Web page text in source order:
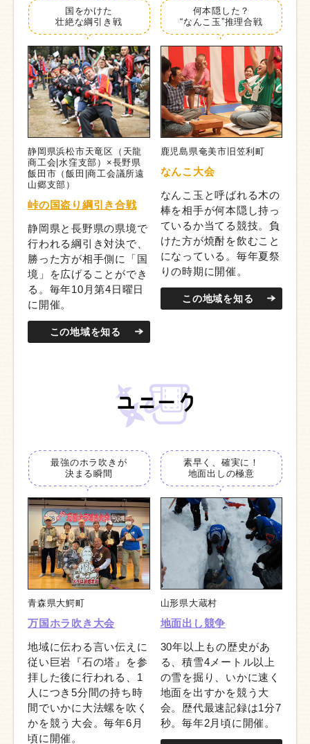
国をかけた
壮絶な綱引き戦
静岡県浜松市天竜区（天龍
商工会|水窪支部）×長野県
飯田市（飯田|商工会議所遠
山郷支部）
峠の国盗り綱引き合戦
静岡県と長野県の県境で
行われる綱引き対決で、
勝った方が相手側に「国
境」を広げることができ
る。毎年10月第4日曜日
に開催。
この地域を知る
何本隠した？
“なんこ玉”推理合戦
鹿児島県奄美市旧笠利町
なんこ大会
なんこ玉と呼ばれる木の
棒を相手が何本隠し持っ
ているか当てる競技。負
けた方が焼酎を飲むこと
になっている。毎年夏祭
りの時期に開催。
この地域を知る
最強のホラ吹きが
決まる瞬間
青森県大鰐町
万国ホラ吹き大会
地域に伝わる言い伝えに
従い巨岩『石の塔』を参
拝した後に行われる、1
人につき5分間の持ち時
間でいかに大法螺を吹く
かを競う大会。毎年6月
頃に開催。
素早く、 確実に！
地面出しの極意
山形県大蔵村
地面出し競争
30年以上もの歴史があ
る、積雪4メートル以上
の雪を掘り、いかに速く
地面を出すかを競う大
会。歴代最速記録は1分7
秒。毎年2月頃に開催。